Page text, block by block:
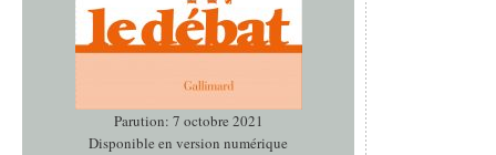
Parution: 7 octobre 2021
Disponible en version numérique